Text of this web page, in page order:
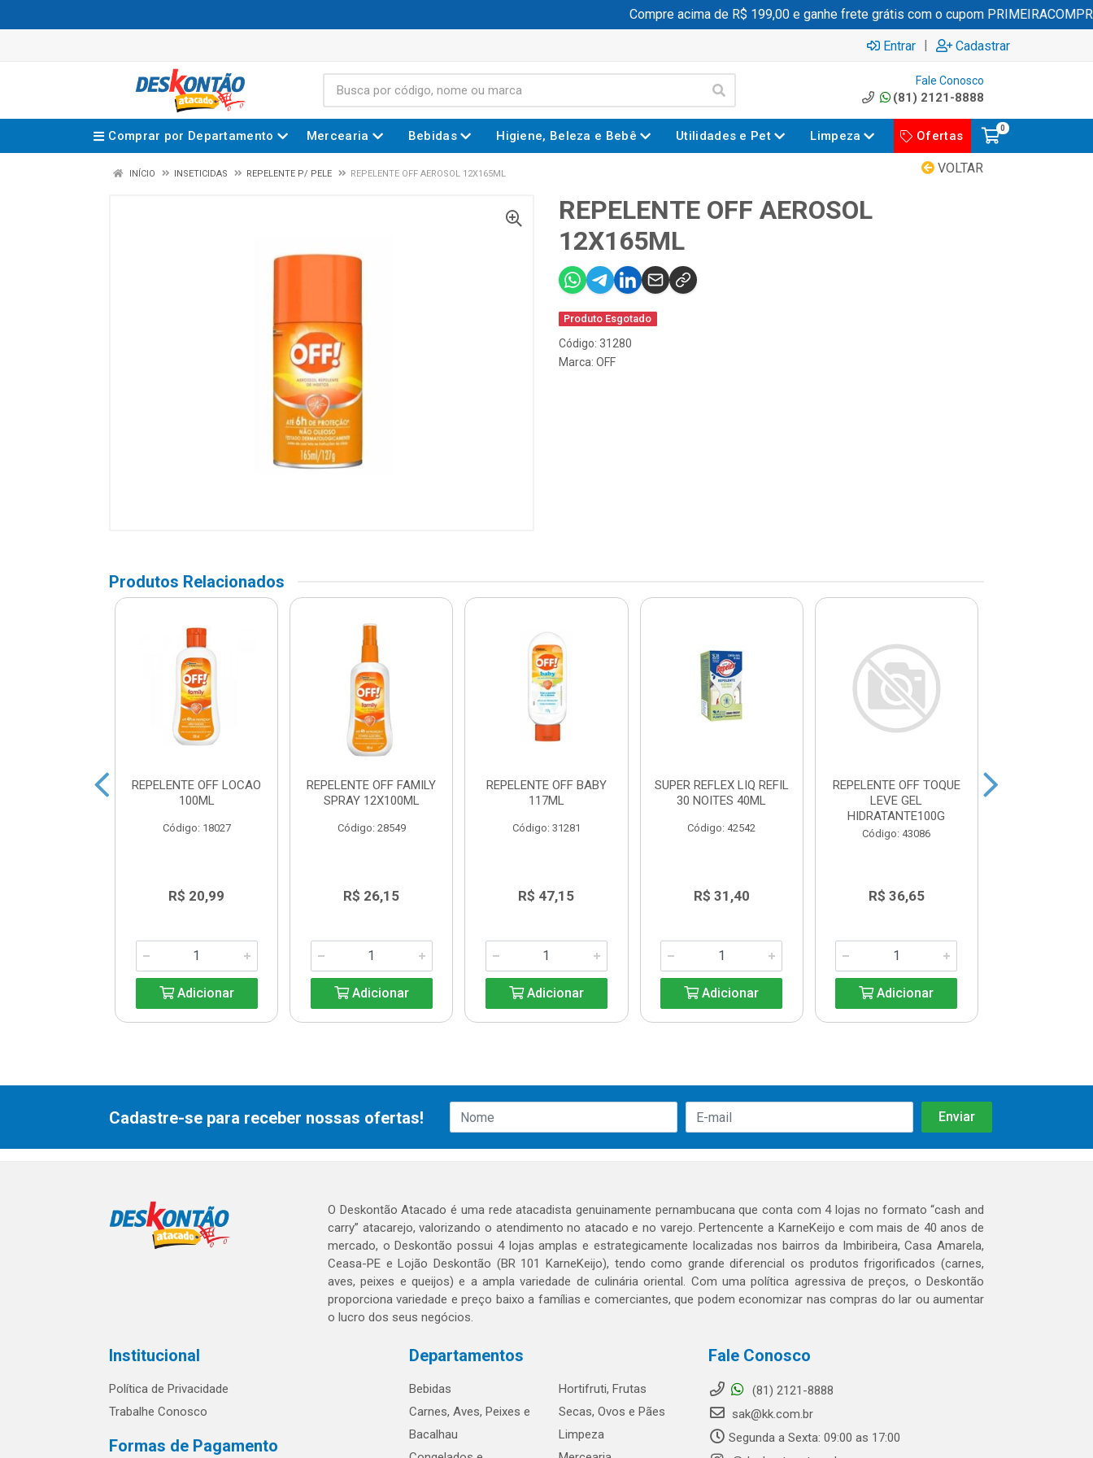
Compre acima de R$ 199,00 e ganhe frete grátis com o cupom PRIMEIRACOMPRA
Entrar | Cadastrar
Fale Conosco
(81) 2121-8888
Comprar por Departamento Mercearia Bebidas Higiene, Beleza e Bebê Utilidades e Pet Limpeza Ofertas
0
VOLTAR
INÍCIO INSETICIDAS REPELENTE P/ PELE REPELENTE OFF AEROSOL 12X165ML
REPELENTE OFF AEROSOL
12X165ML
Produto Esgotado
Código: 31280
Marca: OFF
Produtos Relacionados
REPELENTE OFF LOCAO
100ML
Código: 18027
R$ 20,99
Adicionar
REPELENTE OFF FAMILY
SPRAY 12X100ML
Código: 28549
R$ 26,15
Adicionar
REPELENTE OFF BABY
117ML
Código: 31281
R$ 47,15
Adicionar
SUPER REFLEX LIQ REFIL
30 NOITES 40ML
Código: 42542
R$ 31,40
Adicionar
REPELENTE OFF TOQUE
LEVE GEL
HIDRATANTE100G
Código: 43086
R$ 36,65
Adicionar
Cadastre-se para receber nossas ofertas!
O Deskontão Atacado é uma rede atacadista genuinamente pernambucana que conta com 4 lojas no formato “cash and
carry” atacarejo, valorizando o atendimento no atacado e no varejo. Pertencente a KarneKeijo e com mais de 40 anos de
mercado, o Deskontão possui 4 lojas amplas e estrategicamente localizadas nos bairros da Imbiribeira, Casa Amarela,
Ceasa-PE e Lojão Deskontão (BR 101 KarneKeijo), tendo como grande diferencial os produtos frigorificados (carnes,
aves, peixes e queijos) e a ampla variedade de culinária oriental. Com uma política agressiva de preços, o Deskontão
proporciona variedade e preço baixo a famílias e comerciantes, que podem economizar nas compras do lar ou aumentar
o lucro dos seus negócios.
Institucional
Política de Privacidade
Trabalhe Conosco
Formas de Pagamento
Departamentos
Bebidas
Carnes, Aves, Peixes e
Bacalhau
Hortifruti, Frutas
Secas, Ovos e Pães
Limpeza
Fale Conosco
(81) 2121-8888
sak@kk.com.br
Segunda a Sexta: 09:00 as 17:00